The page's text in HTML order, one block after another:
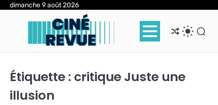
Skipdimanche 9 août 2026
Étiquette : critique Juste une
illusion